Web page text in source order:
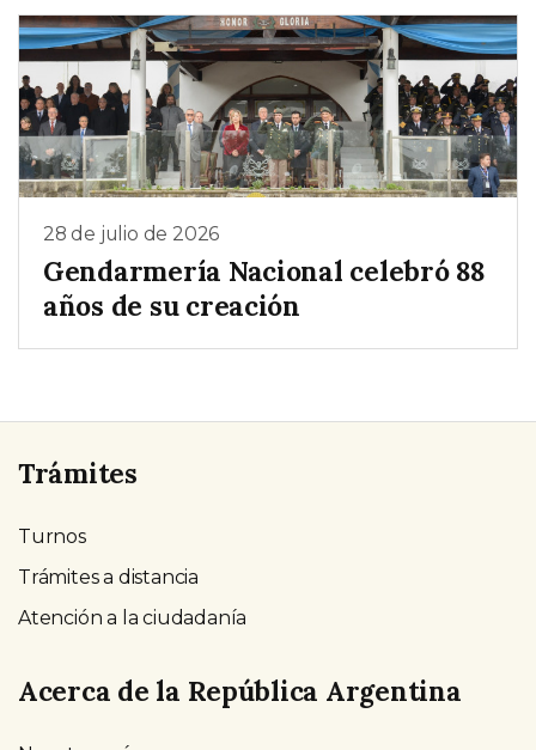
28 de julio de 2026
Gendarmería Nacional celebró 88
años de su creación
Trámites
Turnos
Trámites a distancia
Atención a la ciudadanía
Acerca de la República Argentina